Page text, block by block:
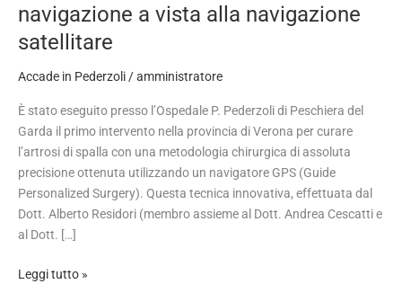
navigazione a vista alla navigazione
satellitare
Accade in Pederzoli /amministratore
È stato eseguito presso l’Ospedale P. Pederzoli di Peschiera del
Garda il primo intervento nella provincia di Verona per curare
l’artrosi di spalla con una metodologia chirurgica di assoluta
precisione ottenuta utilizzando un navigatore GPS (Guide
Personalized Surgery). Questa tecnica innovativa, effettuata dal
Dott. Alberto Residori (membro assieme al Dott. Andrea Cescatti e
al Dott. […]
Leggi tutto »